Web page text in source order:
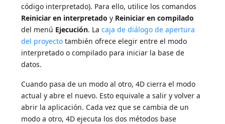
código interpretado). Para ello, utilice los comandos
Reiniciar en interpretado y Reiniciar en compilado
del menú Ejecución. Lacaja de diálogo de apertura
del proyecto también ofrece elegir entre el modo
interpretado o compilado para iniciar la base de
datos.
Cuando pasa de un modo al otro, 4D cierra el modo
actual y abre el nuevo. Esto equivale a salir y volver a
abrir la aplicación. Cada vez que se cambia de un
modo a otro, 4D ejecuta los dos métodos base